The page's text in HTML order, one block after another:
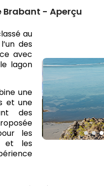
Brabant - Aperçu
au
des
avec
lagon
une
et une
des
les
et les